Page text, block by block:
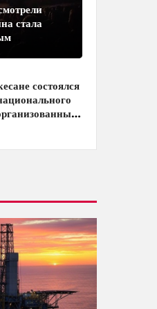
стала
состоялся